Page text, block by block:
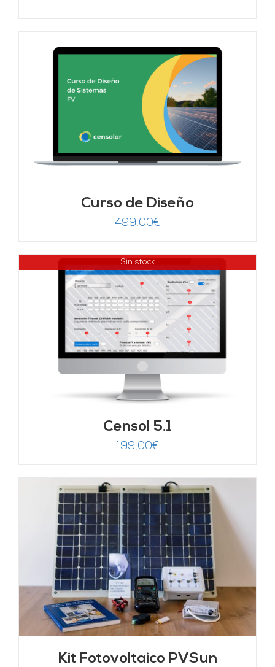
Curso de Diseño
499,00€
Sin stock
Censol 5.1
199,00€
Kit Fotovoltaico PVSun